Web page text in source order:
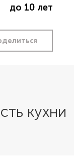
до 10 лет
кухни